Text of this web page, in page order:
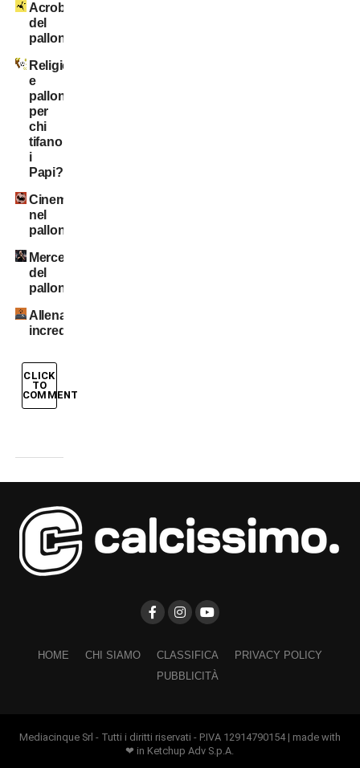
Acrobati
del
pallone
Religione
e
pallone:
per
chi
tifano
i
Papi?
Cinema
nel
pallone
Mercenari
del
pallone
Allenamenti
incredibili
CLICK
TO
COMMENT
HOME CHI SIAMO CLASSIFICA
PRIVACY POLICY
PUBBLICITÀ
Mediacinque Srl - Tutti i diritti riservati - P.IVA 12914790154 | made with
❤ in Ketchup Adv S.p.A.